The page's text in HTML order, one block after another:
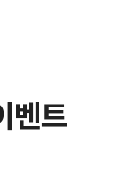
벤트